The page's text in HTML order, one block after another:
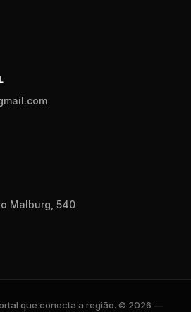
Malburg, 540
que conecta a região. © 2026 —